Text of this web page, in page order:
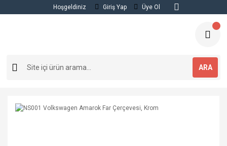
Hoşgeldiniz Giriş Yap Üye Ol
ARA